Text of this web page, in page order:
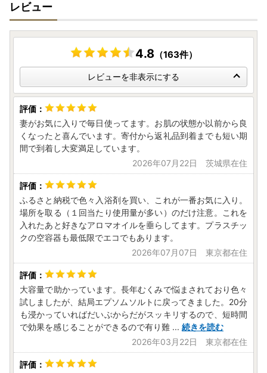
レビュー
4.8（163件）
レビューを非表示にする
妻がお気に入りで毎日使ってます。お肌の状態か以前から良
くなったと喜んでいます。寄付から返礼品到着までも短い期
間で到着し大変満足しています。
2026年07月22日 茨城県在住
ふるさと納税で色々入浴剤を買い、これが一番お気に入り。
場所を取る（１回当たり使用量が多い）のだけ注意。これを
入れたあと好きなアロマオイルを垂らしてます。プラスチッ
クの空容器も最低限でエコでもあります。
2026年07月07日 東京都在住
大容量で助かっています。長年むくみで悩まされており色々
試しましたが、結局エプソムソルトに戻ってきました。20分
も浸かっていればだいぶからだがスッキリするので、短時間
で効果を感じることができるので有り難 ... 続きを読む
2026年03月22日 東京都在住